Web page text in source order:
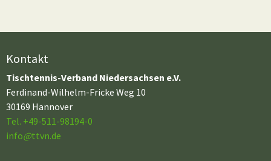
Kontakt
Tischtennis-Verband Niedersachsen e.V.
Ferdinand-Wilhelm-Fricke Weg 10
30169 Hannover
Tel. +49-511-98194-0
info@ttvn.de